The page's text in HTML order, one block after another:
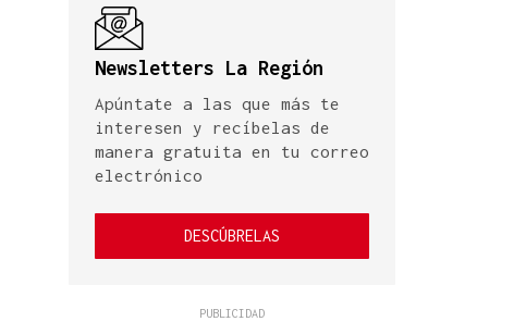
Newsletters La Región
Apúntate a las que más te
interesen y recíbelas de
manera gratuita en tu correo
electrónico
DESCÚBRELAS